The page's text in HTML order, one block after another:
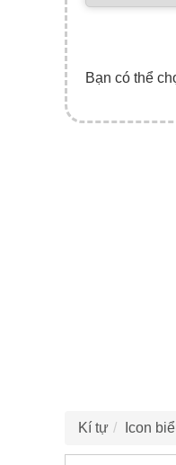
Bạn có thể
Kí tự Icon